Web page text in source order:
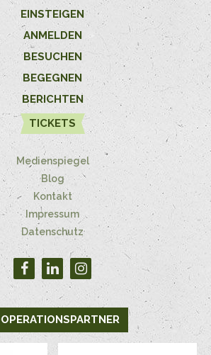
EINSTEIGEN
ANMELDEN
BESUCHEN
BEGEGNEN
BERICHTEN
TICKETS
Medienspiegel
Blog
Kontakt
Impressum
Datenschutz